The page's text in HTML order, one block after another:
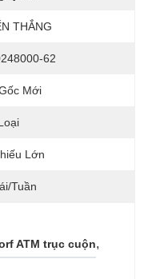
THẮNG
62
Mới
Lớn
tuần
ATM trục cuộn,